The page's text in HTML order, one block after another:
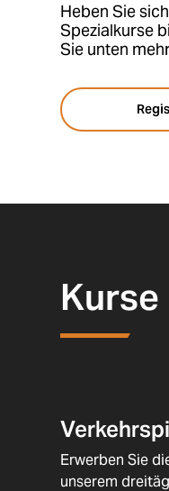
Heben Sie
Spezialkurse
Sie unten
Kurse
Erwerben Sie
unserem